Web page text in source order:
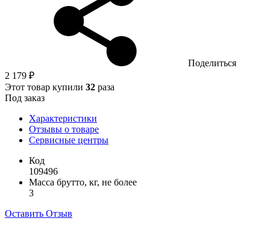
Поделиться
2 179 ₽
Этот товар купили 32 раза
Под заказ
Характеристики
Отзывы о товаре
Сервисные центры
Код
109496
Масса брутто, кг, не более
3
Оставить Отзыв